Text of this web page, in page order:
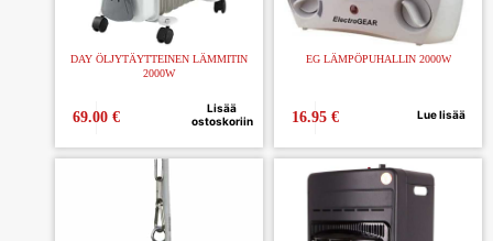
DAY ÖLJYTÄYTTEINEN LÄMMITIN
2000W
69.00 €
Lisää
ostoskoriin
EG LÄMPÖPUHALLIN 2000W
16.95 € Lue lisää